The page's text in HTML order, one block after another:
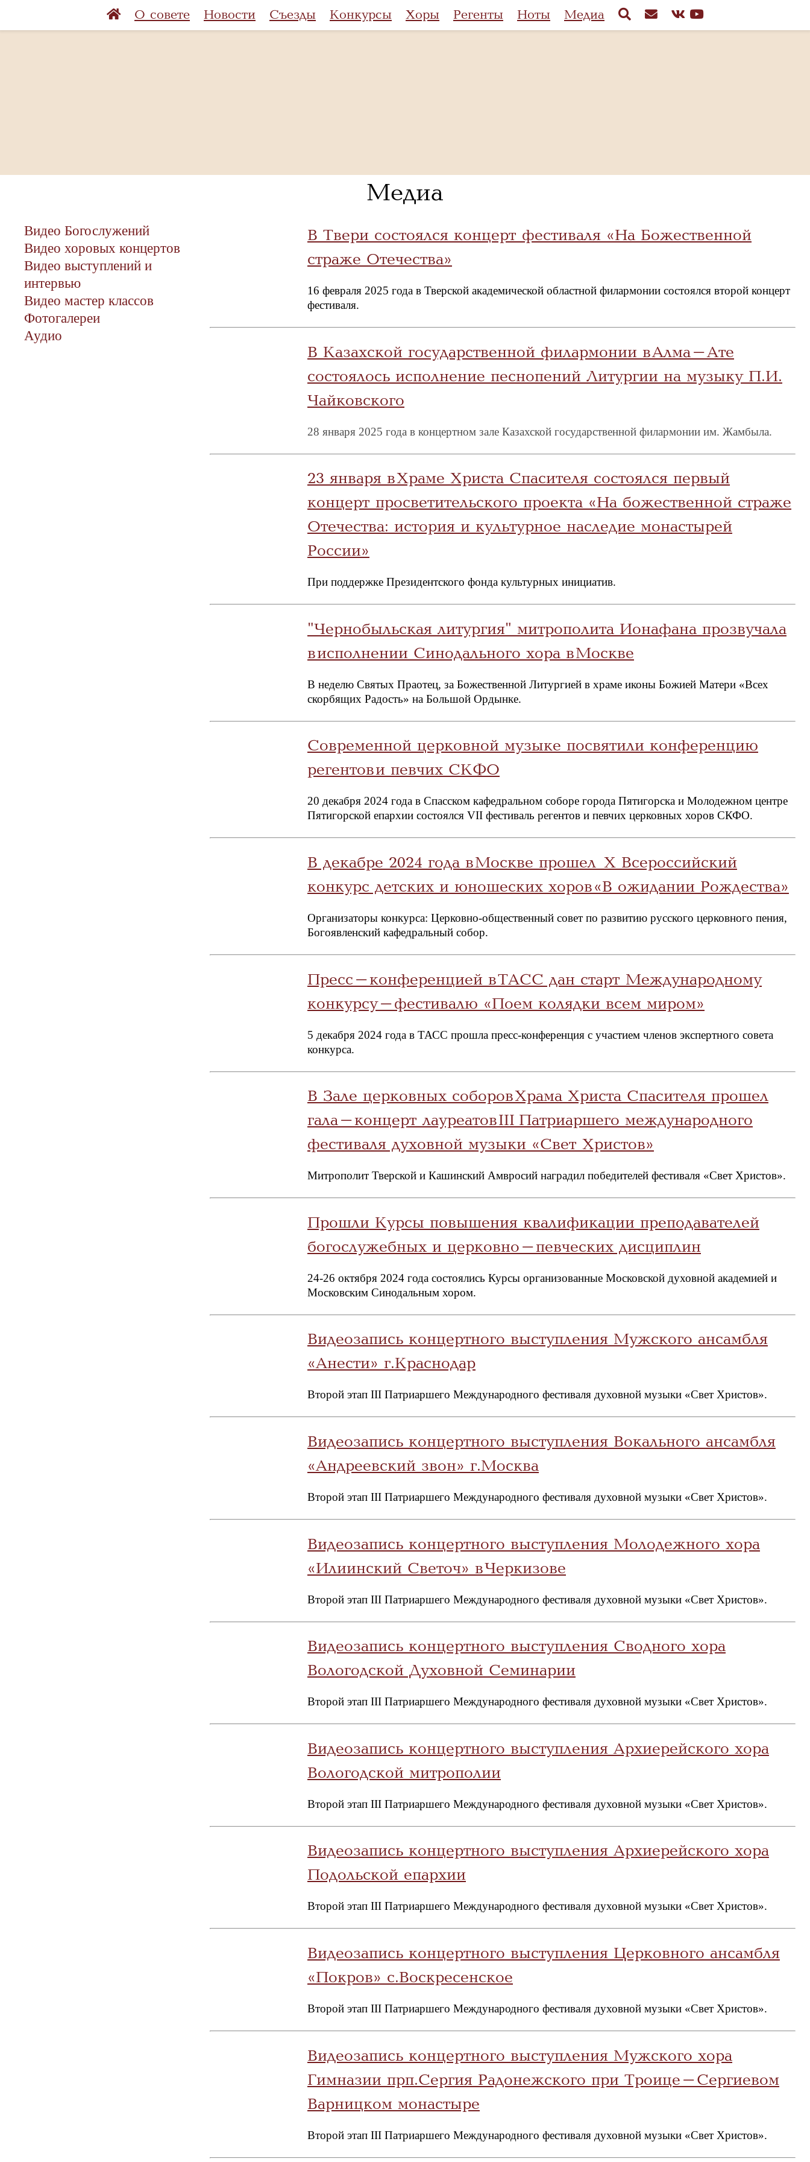
О совете Новости Съезды Конкурсы Хоры Регенты Ноты Медиа
Медиа
Видео Богослужений
Видео хоровых концертов
Видео выступлений и
интервью
Видео мастер классов
Фотогалереи
Аудио
В Твери состоялся концерт фестиваля «На Божественной
страже Отечества»
16 февраля 2025 года в Тверской академической областной филармонии состоялся второй концерт
фестиваля.
В Казахской государственной филармонии в Алма-Ате
состоялось исполнение песнопений Литургии на музыку П.И.
Чайковского
28 января 2025 года в концертном зале Казахской государственной филармонии им. Жамбыла.
23 января в Храме Христа Спасителя состоялся первый
концерт просветительского проекта «На божественной страже
Отечества: история и культурное наследие монастырей
России»
При поддержке Президентского фонда культурных инициатив.
"Чернобыльская литургия" митрополита Ионафана прозвучала
в исполнении Синодального хора в Москве
В неделю Святых Праотец, за Божественной Литургией в храме иконы Божией Матери «Всех
скорбящих Радость» на Большой Ордынке.
Современной церковной музыке посвятили конференцию
регентов и певчих СКФО
20 декабря 2024 года в Спасском кафедральном соборе города Пятигорска и Молодежном центре
Пятигорской епархии состоялся VII фестиваль регентов и певчих церковных хоров СКФО.
В декабре 2024 года в Москве прошел X Всероссийский
конкурс детских и юношеских хоров «В ожидании Рождества»
Организаторы конкурса: Церковно-общественный совет по развитию русского церковного пения,
Богоявленский кафедральный собор.
Пресс-конференцией в ТАСС дан старт Международному
конкурсу-фестивалю «Поем колядки всем миром»
5 декабря 2024 года в ТАСС прошла пресс-конференция с участием членов экспертного совета
конкурса.
В Зале церковных соборов Храма Христа Спасителя прошел
гала-концерт лауреатов III Патриаршего международного
фестиваля духовной музыки «Свет Христов»
Митрополит Тверской и Кашинский Амвросий наградил победителей фестиваля «Свет Христов».
Прошли Курсы повышения квалификации преподавателей
богослужебных и церковно-певческих дисциплин
24-26 октября 2024 года состоялись Курсы организованные Московской духовной академией и
Московским Синодальным хором.
Видеозапись концертного выступления Мужского ансамбля
«Анести» г.Краснодар
Второй этап III Патриаршего Международного фестиваля духовной музыки «Свет Христов».
Видеозапись концертного выступления Вокального ансамбля
«Андреевский звон» г.Москва
Второй этап III Патриаршего Международного фестиваля духовной музыки «Свет Христов».
Видеозапись концертного выступления Молодежного хора
«Илиинский Светоч» в Черкизове
Второй этап III Патриаршего Международного фестиваля духовной музыки «Свет Христов».
Видеозапись концертного выступления Сводного хора
Вологодской Духовной Семинарии
Второй этап III Патриаршего Международного фестиваля духовной музыки «Свет Христов».
Видеозапись концертного выступления Архиерейского хора
Вологодской митрополии
Второй этап III Патриаршего Международного фестиваля духовной музыки «Свет Христов».
Видеозапись концертного выступления Архиерейского хора
Подольской епархии
Второй этап III Патриаршего Международного фестиваля духовной музыки «Свет Христов».
Видеозапись концертного выступления Церковного ансамбля
«Покров» с.Воскресенское
Второй этап III Патриаршего Международного фестиваля духовной музыки «Свет Христов».
Видеозапись концертного выступления Мужского хора
Гимназии прп.Сергия Радонежского при Троице-Сергиевом
Варницком монастыре
Второй этап III Патриаршего Международного фестиваля духовной музыки «Свет Христов».